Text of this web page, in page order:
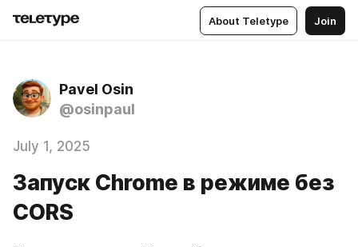
About Teletype Join
Pavel Osin
@osinpaul
July 1, 2025
Запуск Chrome в режиме бeз
CORS